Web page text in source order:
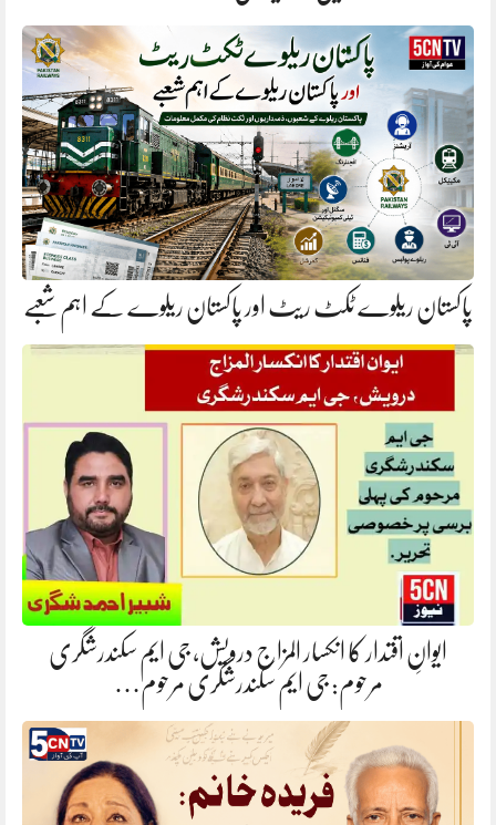
پاکستان ریلوے ٹکٹ ریٹ اور پاکستان ریلوے کے اہم شعبے
ایوانِ اقتدار کا انکسار المزاج درویش، جی ایم سکندرشگری
مرحوم: جی ایم سکندرشگری مرحوم…